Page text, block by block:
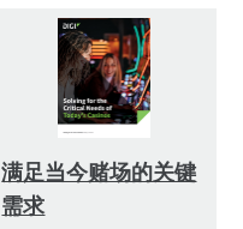
满足当今赌场的关键
需求